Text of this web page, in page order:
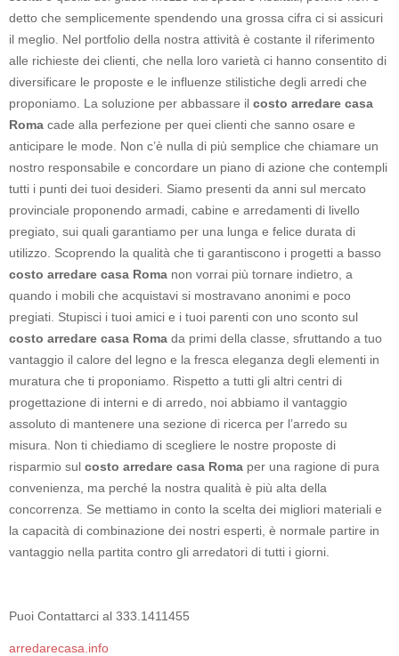
detto che semplicemente spendendo una grossa cifra ci si assicuri
il meglio. Nel portfolio della nostra attività è costante il riferimento
alle richieste dei clienti, che nella loro varietà ci hanno consentito di
diversificare le proposte e le influenze stilistiche degli arredi che
proponiamo. La soluzione per abbassare il costo arredare casa
Roma cade alla perfezione per quei clienti che sanno osare e
anticipare le mode. Non c’è nulla di più semplice che chiamare un
nostro responsabile e concordare un piano di azione che contempli
tutti i punti dei tuoi desideri. Siamo presenti da anni sul mercato
provinciale proponendo armadi, cabine e arredamenti di livello
pregiato, sui quali garantiamo per una lunga e felice durata di
utilizzo. Scoprendo la qualità che ti garantiscono i progetti a basso
costo arredare casa Roma non vorrai più tornare indietro, a
quando i mobili che acquistavi si mostravano anonimi e poco
pregiati. Stupisci i tuoi amici e i tuoi parenti con uno sconto sul
costo arredare casa Roma da primi della classe, sfruttando a tuo
vantaggio il calore del legno e la fresca eleganza degli elementi in
muratura che ti proponiamo. Rispetto a tutti gli altri centri di
progettazione di interni e di arredo, noi abbiamo il vantaggio
assoluto di mantenere una sezione di ricerca per l’arredo su
misura. Non ti chiediamo di scegliere le nostre proposte di
risparmio sul costo arredare casa Roma per una ragione di pura
convenienza, ma perché la nostra qualità è più alta della
concorrenza. Se mettiamo in conto la scelta dei migliori materiali e
la capacità di combinazione dei nostri esperti, è normale partire in
vantaggio nella partita contro gli arredatori di tutti i giorni.
Puoi Contattarci al 333.1411455
arredarecasa.info